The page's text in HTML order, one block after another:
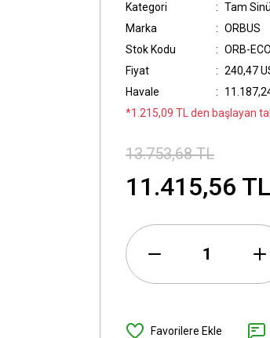
Kategori
Tam
Marka
ORBUS
Stok Kodu
ORB-
Fiyat
240,47
Havale
*1.215,09 TL den başlayan
13.753,68 TL
11.415,56 TL